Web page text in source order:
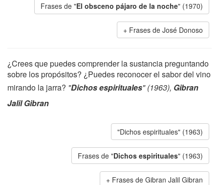
Frases de "El obsceno pájaro de la noche" (1970)
Frases de José Donoso
¿Crees que puedes comprender la sustancia preguntando
sobre los propósitos? ¿Puedes reconocer el sabor del vino
mirando la jarra? "Dichos espirituales" (1963), Gibran
Jalil Gibran
"Dichos espirituales" (1963)
Frases de "Dichos espirituales" (1963)
Frases de Gibran Jalil Gibran